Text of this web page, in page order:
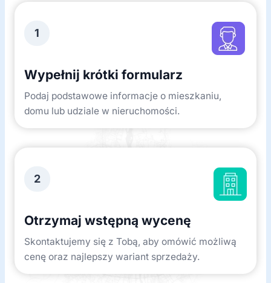
1
Wypełnij krótki formularz
Podaj podstawowe informacje o mieszkaniu,
domu lub udziale w nieruchomości.
2
Otrzymaj wstępną wycenę
Skontaktujemy się z Tobą, aby omówić możliwą
cenę oraz najlepszy wariant sprzedaży.